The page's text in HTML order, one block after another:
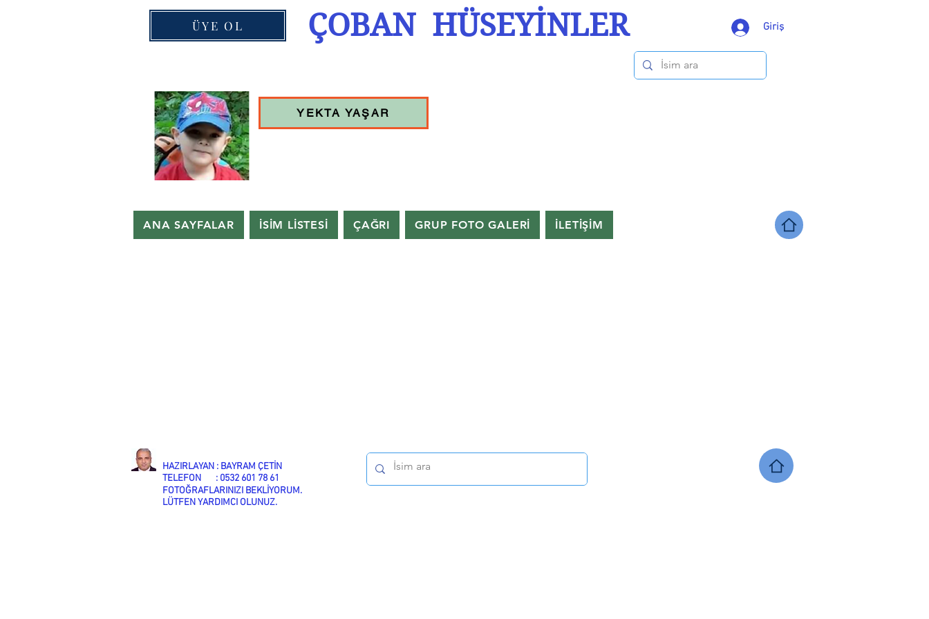
ÇOBAN HÜSEYİNLER Giriş
ÜYE OL
ANA SAYFALAR İSİM LİSTESİ ÇAĞRI GRUP FOTO GALERİ İLETİŞİM
YEKTA YAŞAR
HAZIRLAYAN : BAYRAM ÇETİN
TELEFON : 0532 601 78 61
FOTOĞRAFLARINIZI BEKLİYORUM.
LÜTFEN YARDIMCI OLUNUZ.